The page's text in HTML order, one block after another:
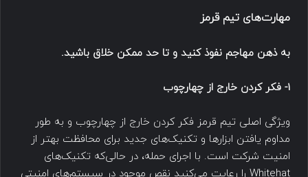
مهارت‌های تیم قرمز
به ذهن مهاجم نفوذ کنید و تا حد ممکن خلاق باشید.
1- فکر کردن خارج از چهارچوب
ویژگی اصلی تیم قرمز فکر کردن خارج از چهار‌چوب و به طور
مداوم یافتن ابزارها و تکنیک‌های جدید برای محافظت بهتر از
امنیت شرکت است. با اجرای حمله، در حالی‌که تکنیک‌های
Whitehat را رعایت می‌کنید نقص موجود در سیستم‌های امنیتی